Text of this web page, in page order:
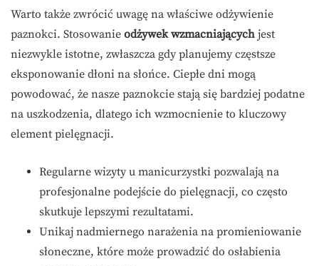
Warto także zwrócić uwagę na właściwe odżywienie
paznokci. Stosowanie odżywek wzmacniających jest
niezwykle istotne, zwłaszcza gdy planujemy częstsze
eksponowanie dłoni na słońce. Ciepłe dni mogą
powodować, że nasze paznokcie stają się bardziej podatne
na uszkodzenia, dlatego ich wzmocnienie to kluczowy
element pielęgnacji.
Regularne wizyty u manicurzystki pozwalają na
profesjonalne podejście do pielęgnacji, co często
skutkuje lepszymi rezultatami.
Unikaj nadmiernego narażenia na promieniowanie
słoneczne, które może prowadzić do osłabienia